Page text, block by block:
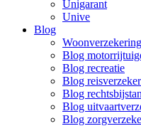
Unigarant
Unive
Blog
Blog
Blog recreatie
Blog
Blog
Blog
Blog